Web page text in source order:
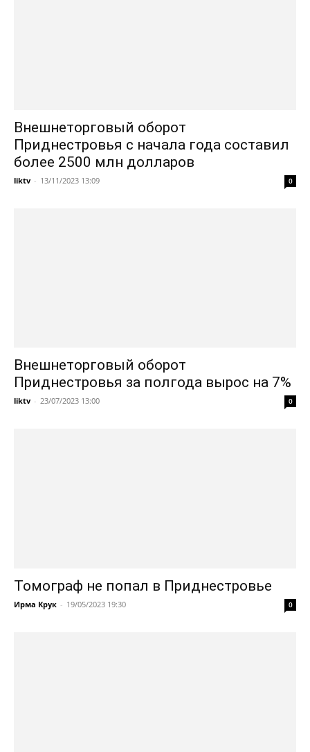
Внешнеторговый оборот
Приднестровья с начала года составил
более 2500 млн долларов
liktv - 13/11/2023 13:09 0
Внешнеторговый оборот
Приднестровья за полгода вырос на 7%
liktv - 23/07/2023 13:00 0
Томограф не попал в Приднестровье
Ирма Крук - 19/05/2023 19:30 0